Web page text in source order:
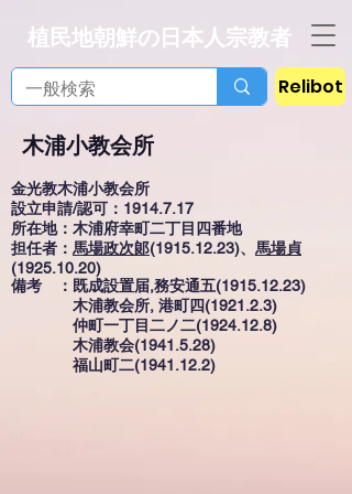
植民地朝鮮の日本人宗教者
Relibot
木浦小教会所
金光教木浦小教会所
設立申請/認可：1914.7.17
所在地：木浦府幸町二丁目四番地
担任者： 馬場政次郞(1915.12.23)、 馬場貞
(1925.10.20)
備考 ：既成設置届,務安通五(1915.12.23)
木浦教会所, 港町四(1921.2.3)
仲町一丁目二ノ二(1924.12.8)
木浦教会(1941.5.28)
福山町二(1941.12.2)